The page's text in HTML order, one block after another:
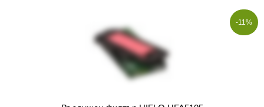
-11%